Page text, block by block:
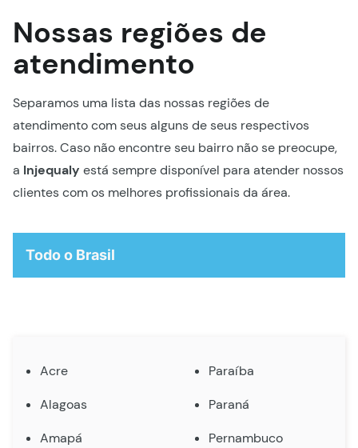
Nossas regiões de
atendimento
Separamos uma lista das nossas regiões de
atendimento com seus alguns de seus respectivos
bairros. Caso não encontre seu bairro não se preocupe,
a Injequaly está sempre disponível para atender nossos
clientes com os melhores profissionais da área.
Todo o Brasil
Acre
Alagoas
Amapá
Paraíba
Paraná
Pernambuco